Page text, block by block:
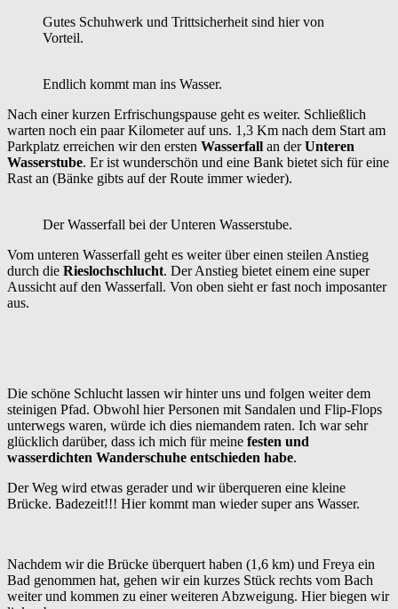
Gutes Schuhwerk und Trittsicherheit sind hier von
Vorteil.
Endlich kommt man ins Wasser.
Nach einer kurzen Erfrischungspause geht es weiter. Schließlich
warten noch ein paar Kilometer auf uns. 1,3 Km nach dem Start am
Parkplatz erreichen wir den ersten Wasserfall an derUnteren
Wasserstube. Er ist wunderschön und eine Bank bietet sich für eine
Rast an (Bänke gibts auf der Route immer wieder).
Der Wasserfall bei der Unteren Wasserstube.
Vom unteren Wasserfall geht es weiter über einen steilen Anstieg
durch die Rieslochschlucht. Der Anstieg bietet einem eine super
Aussicht auf den Wasserfall. Von oben sieht er fast noch imposanter
aus.
Die schöne Schlucht lassen wir hinter uns und folgen weiter dem
steinigen Pfad. Obwohl hier Personen mit Sandalen und Flip-Flops
unterwegs waren, würde ich dies niemandem raten. Ich war sehr
glücklich darüber, dass ich mich für meine festen und
wasserdichten Wanderschuhe entschieden habe.
Der Weg wird etwas gerader und wir überqueren eine kleine
Brücke. Badezeit!!! Hier kommt man wieder super ans Wasser.
Nachdem wir die Brücke überquert haben (1,6 km) und Freya ein
Bad genommen hat, gehen wir ein kurzes Stück rechts vom Bach
weiter und kommen zu einer weiteren Abzweigung. Hier biegen wir